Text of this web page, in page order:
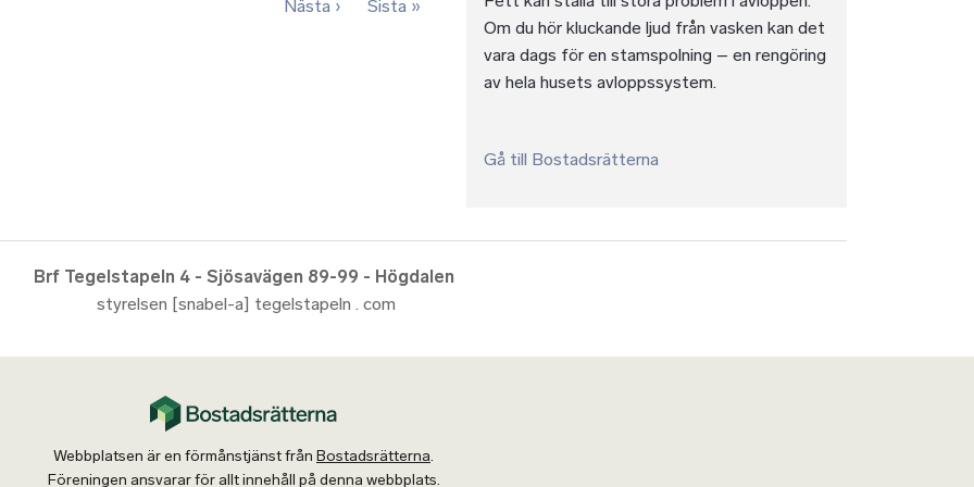
Nästa › Nästa sida
Sista » Sista sidan
Om du hör kluckande ljud från vasken kan det
vara dags för en stamspolning – en rengöring
av hela husets avloppssystem.
Gå till Bostadsrätterna
Brf Tegelstapeln 4 - Sjösavägen 89-99 - Högdalen
styrelsen [snabel-a] tegelstapeln . com
Webbplatsen är en förmånstjänst från Bostadsrätterna.
Föreningen ansvarar för allt innehåll på denna webbplats.